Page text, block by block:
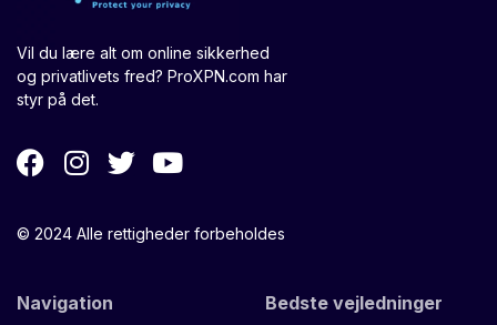
Vil du lære alt om online sikkerhed
og privatlivets fred? ProXPN.com har
styr på det.
© 2024 Alle rettigheder forbeholdes
Navigation Bedste vejledninger